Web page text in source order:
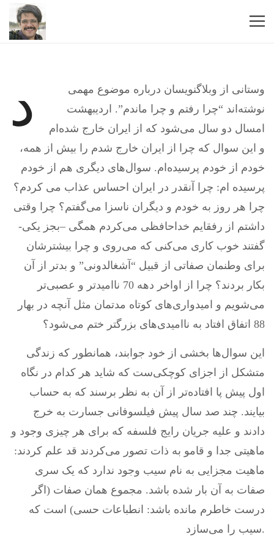
د
وستانی از وبلاگنویسان درباره موضوع مهمی
نوشته‌اند “چرا رفتم و چرا ماندم”. اردیبهشت
امسال دو سال می‌شود که از ایران خارج شده‌ام
و این سوال که چرا از ایران خارج شدم را بیش از همه،
خودم از خودم پرسیده‌ام. سوال‌های دیگری هم از خودم
پرسیده ام: چرا آنقدر در ایران احساس عذاب می کردم؟
چرا هر روز به خودم و دیگران ناسزا می‌گفتم؟ چرا وقتی
داشتم از رفقایم خداحافظی می‌کردم همگی –بجز یکی-
گفتند خوب کاری می‌کنی که می‌روی و چرا بیشترشان
برای وطنمان صفاتی از قبیل “آشغالدونی” و بدتر از آن
بکار بردند؟ چرا از اواخر دهه 70 ناامیدتر و عصبی‌تر
می‌شویم و امیدواری‌های کوتاه مدتمان مثل آنچه در بهار
88 اتفاق افتاد به ناامیدی‌های بزرگتر ختم می‌شود؟
این سوال‌ها بخشی از خود جوابند، همانطور که زندگی
متشکل از اجزای کوچکی‌ست که شاید هر کدام در نگاه
اول پیش پا افتاده‌تر از آن به نظر برسند که به حساب
بیایند. چند صد سال پیش فیلسوفانی جسارت به خرج
دادند و علیه جریان رایج فلسفه که برای هر چیزی وجود و
ماهیتی جدا و قامو به ذات تصور می‌کردند قد علم کردند:
ماهیت مجزایی به نام سیب وجود ندارد که یک سری
صفات به آن بار شده باشد. مجموع همان صفات (اگر
درست خاطرم مانده باشد: انطباعات حسی) است که
سیب را می‌سازد.